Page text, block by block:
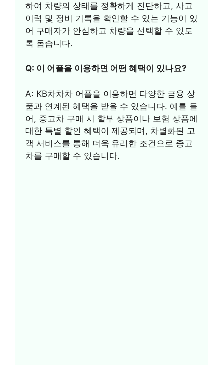
하여 차량의 상태를 정확하게 진단하고, 사고
이력 및 정비 기록을 확인할 수 있는 기능이 있
어 구매자가 안심하고 차량을 선택할 수 있도
록 돕습니다.
Q: 이 어플을 이용하면 어떤 혜택이 있나요?
A: KB차차차 어플을 이용하면 다양한 금융 상
품과 연계된 혜택을 받을 수 있습니다. 예를 들
어, 중고차 구매 시 할부 상품이나 보험 상품에
대한 특별 할인 혜택이 제공되며, 차별화된 고
객 서비스를 통해 더욱 유리한 조건으로 중고
차를 구매할 수 있습니다.